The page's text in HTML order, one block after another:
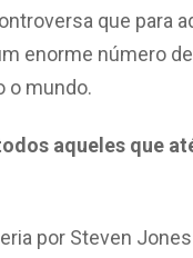
que para
enorme número
o mundo.
aqueles que
por Steven